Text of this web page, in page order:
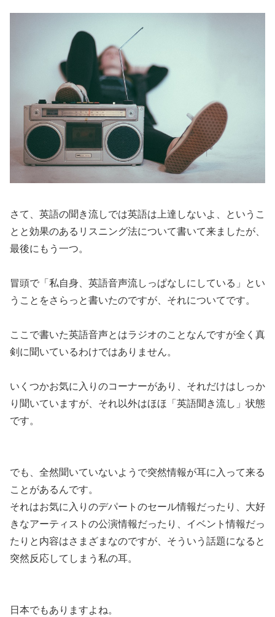
さて、 英語の聞き流しでは英語は上達しないよ
、というこ
とと効果のあるリスニング法について書いて来ましたが、
最後にもう一つ。
冒頭で 「私自身、英語音声流しっぱなしにしている」
とい
うことをさらっと書いたのですが、それについてです。
ここで書いた英語音声とはラジオのことなんですが全く真
剣に聞いているわけではありません。
いくつかお気に入りのコーナーがあり、それだけはしっか
り聞いていますが、それ以外はほほ「英語聞き流し」状態
です。
でも、 全然聞いていないようで突然情報が耳に入って来る
ことがある んです。
それはお気に入りのデパートのセール情報だったり、大好
きなアーティストの公演情報だったり、イベント情報だっ
たりと内容はさまざまなのですが、そういう話題になると
突然反応してしまう私の耳。
日本でもありますよね。